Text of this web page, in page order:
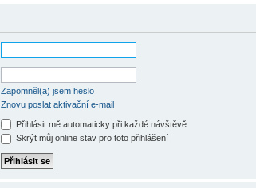
Zapomněl(a) jsem heslo
Znovu poslat aktivační e-mail
Přihlásit mě automaticky při každé návštěvě
Skrýt můj online stav pro toto přihlášení